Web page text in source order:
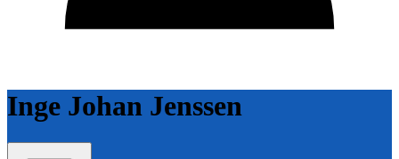
Inge Johan Jenssen